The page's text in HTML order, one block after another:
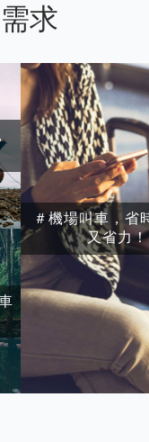
求
＃機場叫車，省
又省力！